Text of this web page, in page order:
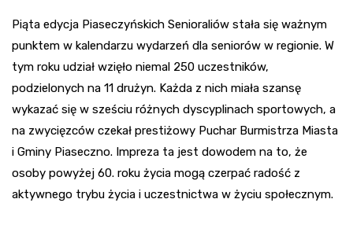
Piąta edycja Piaseczyńskich Senioraliów stała się ważnym
punktem w kalendarzu wydarzeń dla seniorów w regionie. W
tym roku udział wzięło niemal 250 uczestników,
podzielonych na 11 drużyn. Każda z nich miała szansę
wykazać się w sześciu różnych dyscyplinach sportowych, a
na zwycięzców czekał prestiżowy Puchar Burmistrza Miasta
i Gminy Piaseczno. Impreza ta jest dowodem na to, że
osoby powyżej 60. roku życia mogą czerpać radość z
aktywnego trybu życia i uczestnictwa w życiu społecznym.